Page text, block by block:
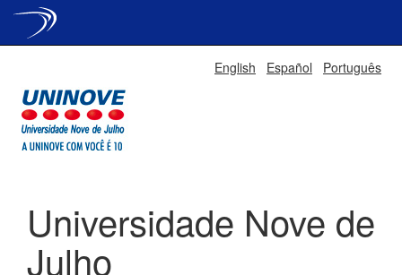
English Español Português
Universidade Nove de
Julho